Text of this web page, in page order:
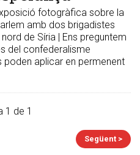
fotogràfica sobre la
amb dos brigadistes
de Síria | Ens preguntem
del confederalisme
aplicar en permenent
1 de 1
Següent >